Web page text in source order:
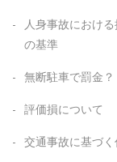
人身事故におけ
の基準
無断駐車で罰金？
評価損について
交通事故に基づ